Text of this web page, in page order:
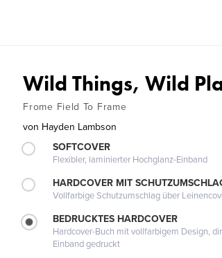
Wild Things, Wild
Frome Field To Frame
von Hayden Lambson
SOFTCOVER
Flexibler, laminierter Hochglanz-Einband
HARDCOVER MIT
Vollfarbige Schutzumschlag über
BEDRUCKTES HARDCOVER
Hardcover-Buch mit vollfarbigem Design,
Einband gedruckt